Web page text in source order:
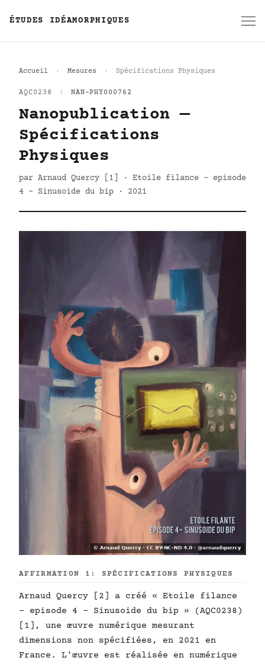
ÉTUDES IDÉAMORPHIQUES
Accueil Mesures Spécifications Physiques
AQC0238 NAN-PHY000762
Nanopublication —
Spécifications
Physiques
par Arnaud Quercy [1] · Etoile filance - episode
4 - Sinusoide du bip · 2021
AFFIRMATION 1: SPÉCIFICATIONS PHYSIQUES
Arnaud Quercy [2] a créé « Etoile filance
- episode 4 - Sinusoide du bip » (AQC0238)
[1], une œuvre numérique mesurant
dimensions non spécifiées, en 2021 en
France. L'œuvre est réalisée en numérique